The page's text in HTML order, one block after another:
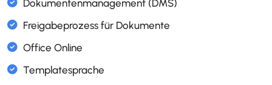
Technische & Organisatorische Massnahmen
Verwaltung und Dokumentation von
Untervertragspartnern